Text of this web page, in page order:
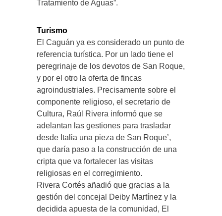
Tratamiento de Aguas”.
Turismo
El Caguán ya es considerado un punto de
referencia turística. Por un lado tiene el
peregrinaje de los devotos de San Roque,
y por el otro la oferta de fincas
agroindustriales. Precisamente sobre el
componente religioso, el secretario de
Cultura, Raúl Rivera informó que se
adelantan las gestiones para trasladar
desde Italia una pieza de San Roque’,
que daría paso a la construcción de una
cripta que va fortalecer las visitas
religiosas en el corregimiento.
Rivera Cortés añadió que gracias a la
gestión del concejal Deiby Martínez y la
decidida apuesta de la comunidad, El